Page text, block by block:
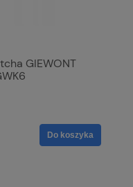
GIEWONT
Do koszyka